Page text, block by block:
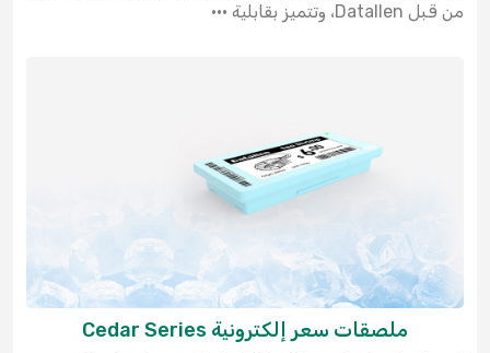
من قبل Datallen، وتتميز بقابلية ···
ملصقات سعر إلكترونية Cedar Series